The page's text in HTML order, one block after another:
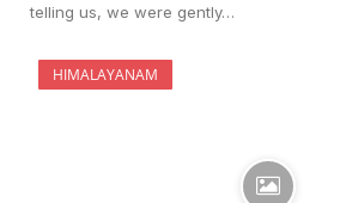
telling us, we were gently…
HIMALAYANAM